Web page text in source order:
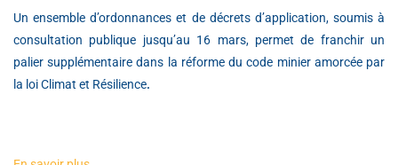
Un ensemble d’ordonnances et de décrets d’application, soumis à
consultation publique jusqu’au 16 mars, permet de franchir un
palier supplémentaire dans la réforme du code minier amorcée par
la loi Climat et Résilience.